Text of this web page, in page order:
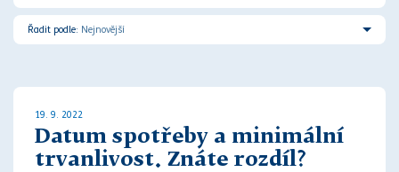
Řadit podle: Nejnovější
19. 9. 2022
Datum spotřeby a minimální
trvanlivost. Znáte rozdíl?